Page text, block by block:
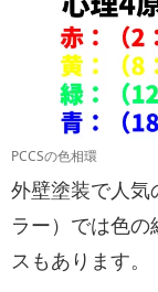
PCCSの色相環
外壁塗装で人気
ラー）では色の
スもあります。